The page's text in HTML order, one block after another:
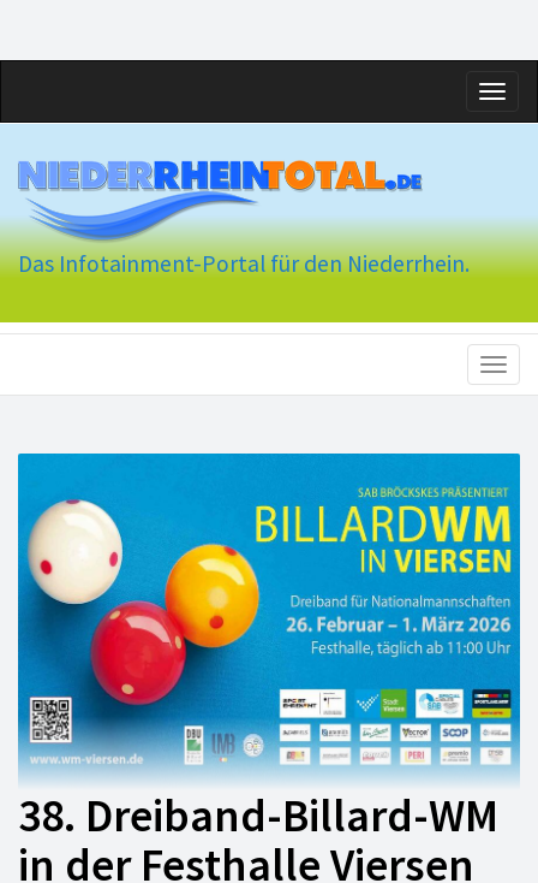
Das Infotainment-Portal für den Niederrhein.
38. Dreiband-Billard-WM
in der Festhalle Viersen